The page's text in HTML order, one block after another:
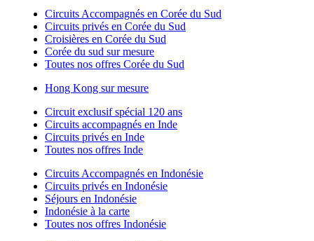
Circuits Accompagnés en Corée du Sud
Circuits privés en Corée du Sud
Croisières en Corée du Sud
Corée du sud sur mesure
Toutes nos offres Corée du Sud
Hong Kong sur mesure
Circuit exclusif spécial 120 ans
Circuits accompagnés en Inde
Circuits privés en Inde
Toutes nos offres Inde
Circuits Accompagnés en Indonésie
Circuits privés en Indonésie
Séjours en Indonésie
Indonésie à la carte
Toutes nos offres Indonésie